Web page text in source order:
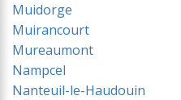
Muidorge
Muirancourt
Mureaumont
Nampcel
Nanteuil-le-Haudouin